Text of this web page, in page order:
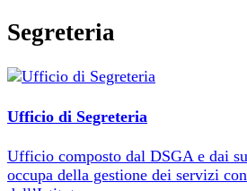
Segreteria
Ufficio di Segreteria
Ufficio composto dal DSGA e dai
occupa della gestione dei servizi